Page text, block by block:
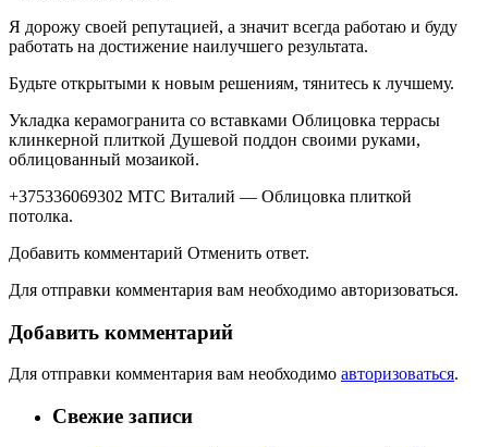
Я дорожу своей репутацией, а значит всегда работаю и буду
работать на достижение наилучшего результата.
Будьте открытыми к новым решениям, тянитесь к лучшему.
Укладка керамогранита со вставками Облицовка террасы
клинкерной плиткой Душевой поддон своими руками,
облицованный мозаикой.
+375336069302 МТС Виталий — Облицовка плиткой
потолка.
Добавить комментарий Отменить ответ.
Для отправки комментария вам необходимо авторизоваться.
Добавить комментарий
Для отправки комментария вам необходимо авторизоваться.
Свежие записи